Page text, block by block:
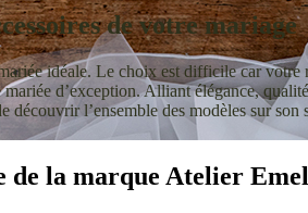
de votre mariage
idéale. Le choix est difficile car
d’exception. Alliant élégance,
l’ensemble des modèles sur
de la marque Atelier